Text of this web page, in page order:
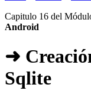
Capitulo 16 del
Android
➜
Sqlite